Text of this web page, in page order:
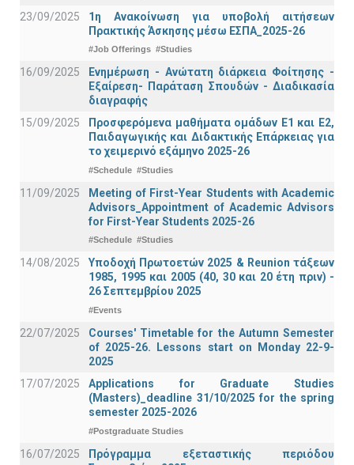
23/09/2025
1η Ανακοίνωση για υποβολή αιτήσεων
Πρακτικής Άσκησης μέσω ΕΣΠΑ_2025-26
#Job Offerings #Studies
16/09/2025
Ενημέρωση - Ανώτατη διάρκεια Φοίτησης -
Εξαίρεση- Παράταση Σπουδών - Διαδικασία
διαγραφής
15/09/2025
Προσφερόμενα μαθήματα ομάδων Ε1 και Ε2,
Παιδαγωγικής και Διδακτικής Επάρκειας για
το χειμερινό εξάμηνο 2025-26
#Schedule #Studies
11/09/2025
Meeting of First-Year Students with Academic
Advisors_Appointment of Academic Advisors
for First-Year Students 2025-26
#Schedule #Studies
14/08/2025
Υποδοχή Πρωτοετών 2025 & Reunion τάξεων
1985, 1995 και 2005 (40, 30 και 20 έτη πριν) -
26 Σεπτεμβρίου 2025
#Events
22/07/2025
Courses' Timetable for the Autumn Semester
of 2025-26. Lessons start on Monday 22-9-
2025
17/07/2025
Applications for Graduate Studies
(Masters)_deadline 31/10/2025 for the spring
semester 2025-2026
#Postgraduate Studies
16/07/2025
Πρόγραμμα εξεταστικής περιόδου